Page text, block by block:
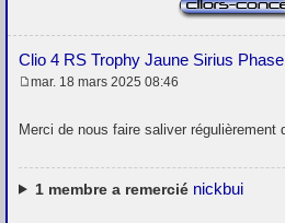
Clio 4 RS Trophy Jaune Sirius
s
g
e
mar. 18 mars 2025 08:46
Merci de nous faire saliver régulièrement
1membre a remercié nickbui